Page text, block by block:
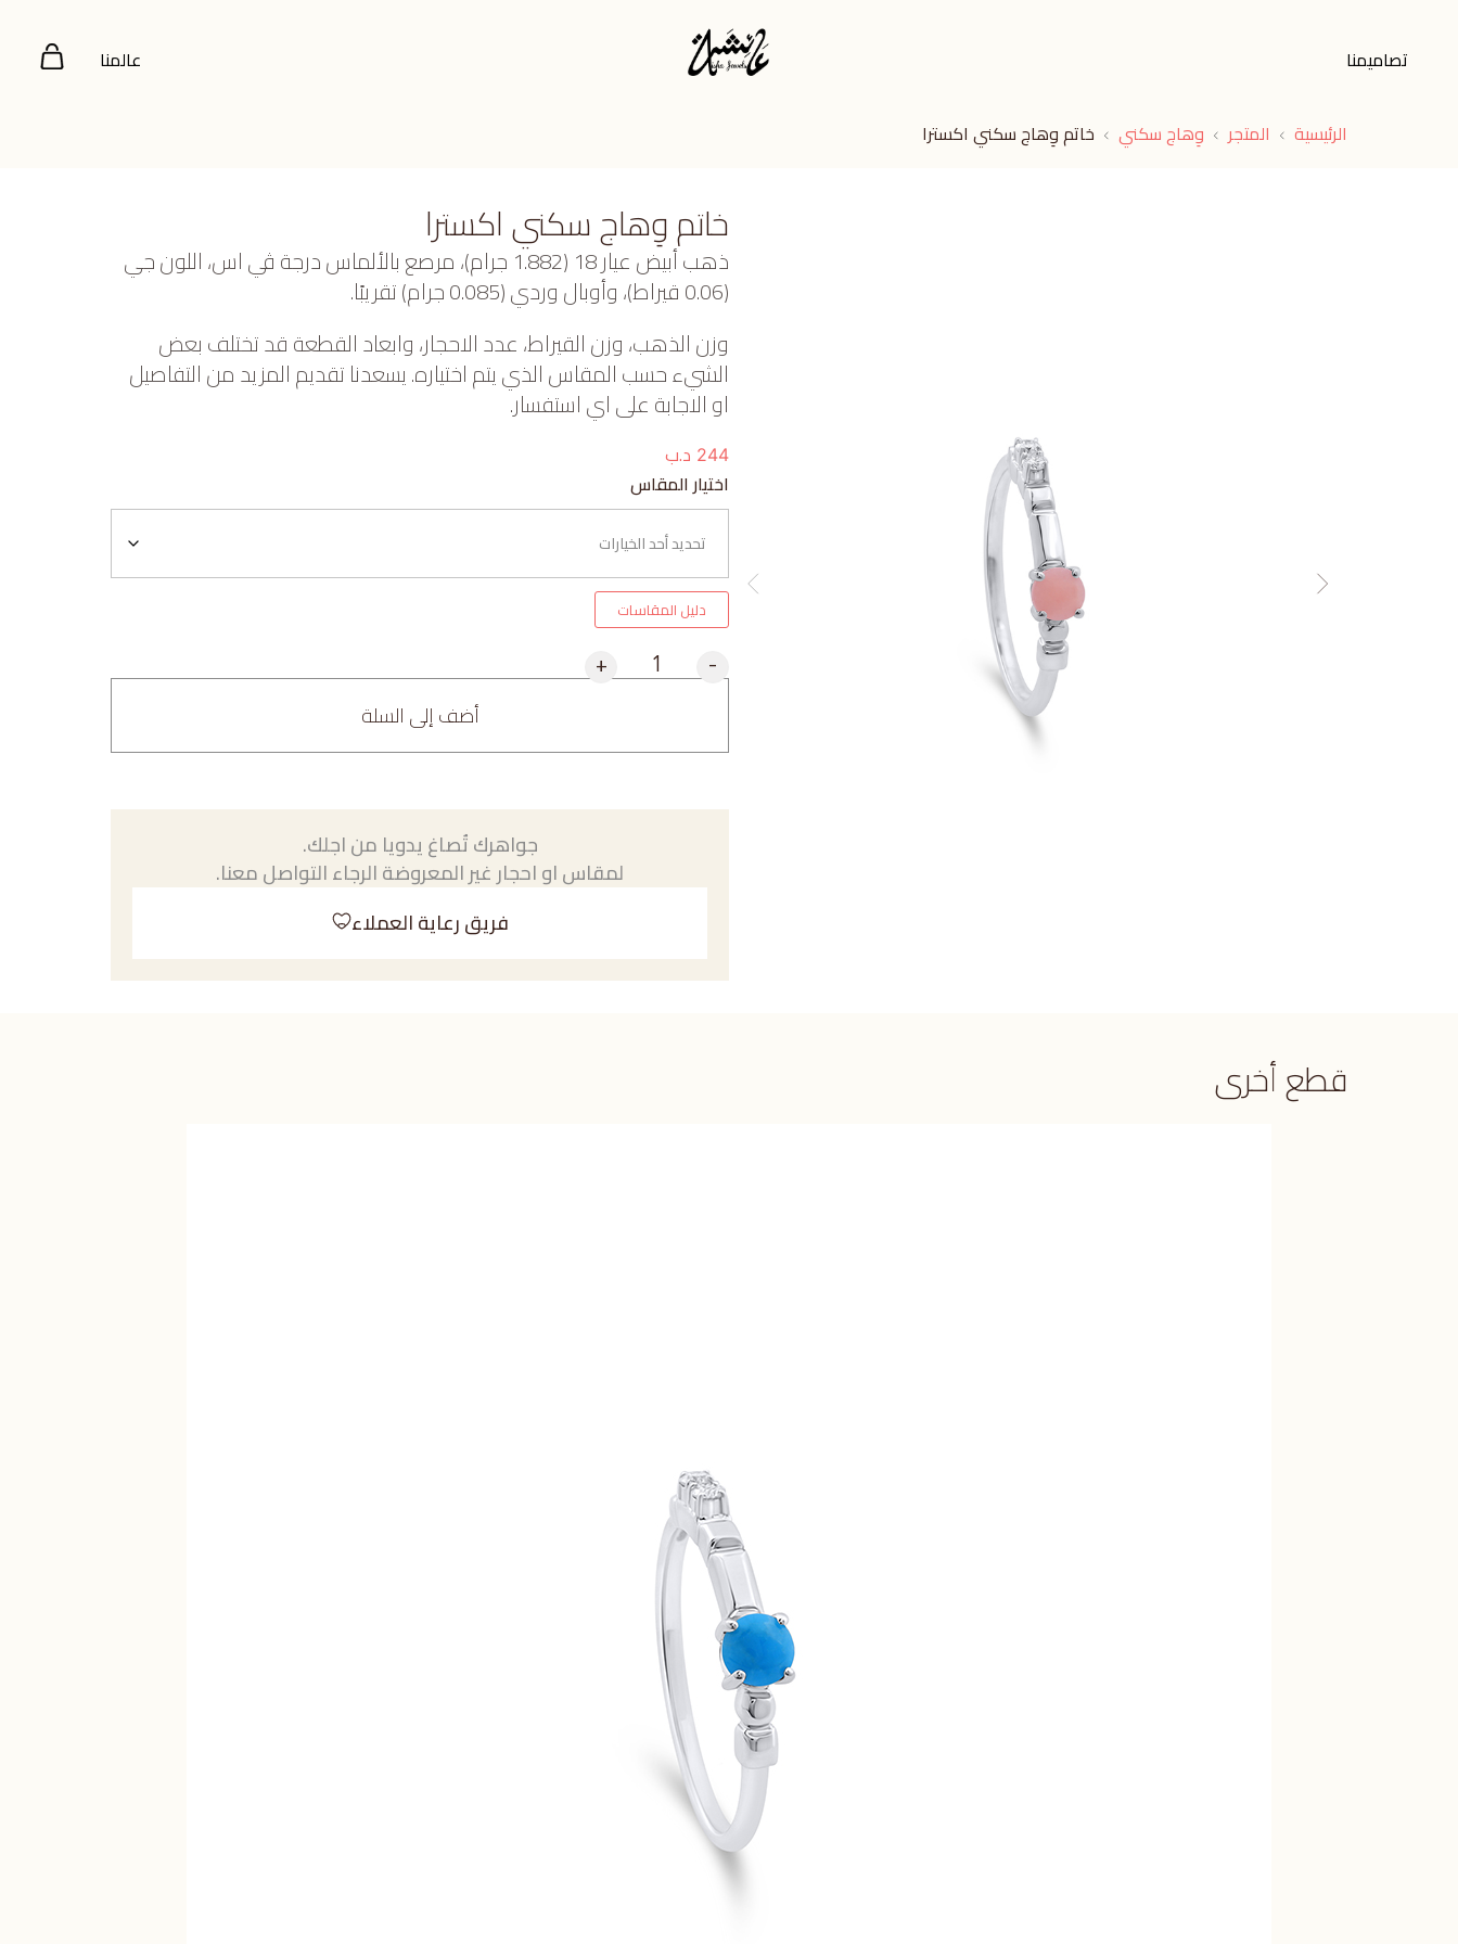
تصاميمنا عالمنا
الرئيسية المتجر وِهاج سكني خاتم وِهاج سكني اكسترا
خاتم وِهاج سكني اكسترا
ذهب أبيض عيار 18 (1.882 جرام)، مرصع بالألماس درجة ڤي اس، اللون جي
(0.06 قيراط)، وأوبال وردي (0.085 جرام) تقريبًا.
وزن الذهب، وزن القيراط، عدد الاحجار، وابعاد القطعة قد تختلف بعض
الشيء حسب المقاس الذي يتم اختياره. يسعدنا تقديم المزيد من التفاصيل
او الاجابة على اي استفسار.
244 د.ب
اختيار المقاس
دليل المقاسات
-
+
أضف إلى السلة
جواهرك تُصاغ يدويا من اجلك.
لمقاس او احجار غير المعروضة الرجاء التواصل معنا.
فريق رعاية العملاء
قطع أخرى